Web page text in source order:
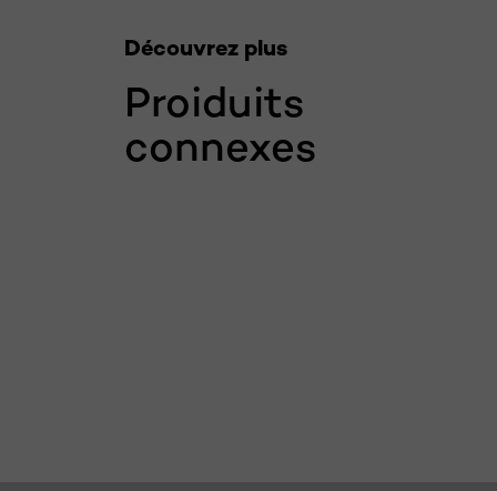
Proiduits
connexes
Découvrez plus